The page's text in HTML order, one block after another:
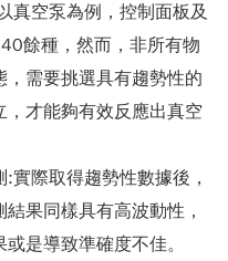
真空泵為例，控制面板及
餘種，然而，非所有物
需要挑選具有趨勢性的
才能夠有效反應出真空
實際取得趨勢性數據後，
果同樣具有高波動性，
是導致準確度不佳。